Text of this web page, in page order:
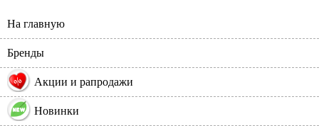
На главную
Бренды
% Акции и рапродажи
Новинки